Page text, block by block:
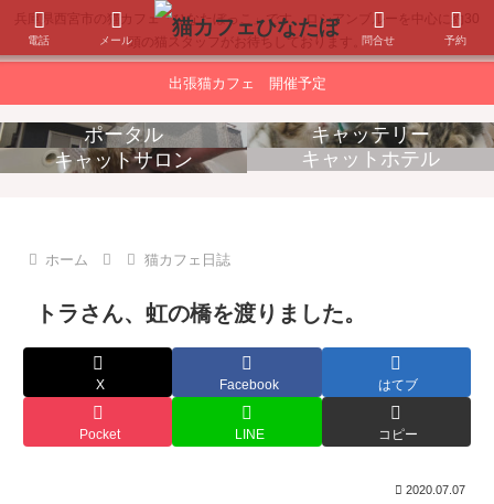
兵庫県西宮市の猫カフェ「ひなたぼっこ」です。ロシアンブルーを中心に約30
頭の猫スタッフがお待ちしております。
出張猫カフェ 開催予定
ポータル
キャッテリー
キャットサロン
キャットホテル
ホーム 猫カフェ日誌
トラさん、虹の橋を渡りました。
X Facebook はてブ
Pocket LINE コピー
2020.07.07
電話 メール 問合せ 予約